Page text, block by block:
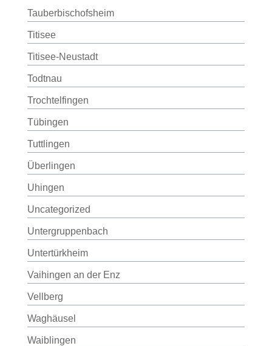
Tauberbischofsheim
Titisee
Titisee-Neustadt
Todtnau
Trochtelfingen
Tübingen
Tuttlingen
Überlingen
Uhingen
Uncategorized
Untergruppenbach
Untertürkheim
Vaihingen an der Enz
Vellberg
Waghäusel
Waiblingen